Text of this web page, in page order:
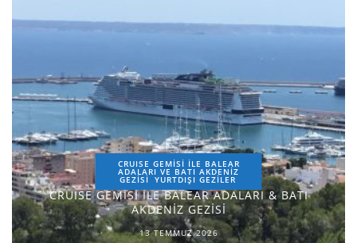
CRUISE GEMİSİ İLE BALEAR
ADALARI VE BATI AKDENİZ
GEZİSİ YURTDIŞI GEZILER
CRUISE GEMİSİ İLE BALEAR ADALARI & BATI
AKDENİZ GEZİSİ
13 TEMMUZ 2026